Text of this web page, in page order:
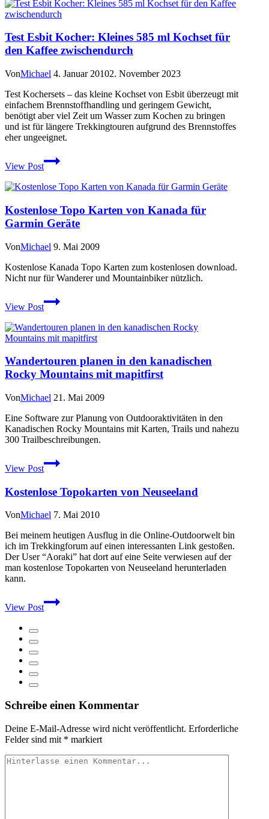
MagicMaps
im
Test Esbit Kocher: Kleines 585 ml Kochset für
den Kaffee zwischendurch
VonMichael 4. Januar 20102. November 2023
Test Kochersets – das kleine Kochset von Esbit überzeugt mit
einfachem Brennstoffhandling und geringem Gewicht,
benötigt aber viel Zeit um Wasser zum Kochen zu bringen
und ist für längere Trekkingtouren aufgrund des Brennstoffes
eher ungeeignet.
View Post
Test
Esbit
Kleines
ml
Kochset
den
Kaffee
zwischendurch
Kostenlose Topo Karten von Kanada für
Garmin Geräte
VonMichael 9. Mai 2009
Kostenlose Kanada Topo Karten zum kostenlosen download.
Nicht nur für Wanderer und Mountainbiker nützlich.
View Post
Kostenlose
Topo
von
Kanada
Garmin
Geräte
Wandertouren planen in den kanadischen
Rocky Mountains mit mapitfirst
VonMichael 21. Mai 2009
Eine Software zur Planung von Outdooraktivitäten in den
Kanadischen Rocky Mountains mit Karten, Trails und nahezu
300 Trailbeschreibungen.
View Post
Wandertouren
planen
den
Rocky
mit
mapitfirst
Kostenlose Topokarten von Neuseeland
VonMichael 7. Mai 2010
Bei meinem heutigen Ausflug in die Online-Outdoorwelt bin
ich im Trekkingforum auf einen interessanten Link gestoßen.
Der User “Aoraki” hat dort auf eine Seite verwiesen auf der
man kostenlose Topokarten von Neuseeland herunterladen
kann.
View Post
Kostenlose
Topokarten
Schreibe einen Kommentar
Deine E-Mail-Adresse wird nicht veröffentlicht. Erforderliche
Felder sind mit * markiert